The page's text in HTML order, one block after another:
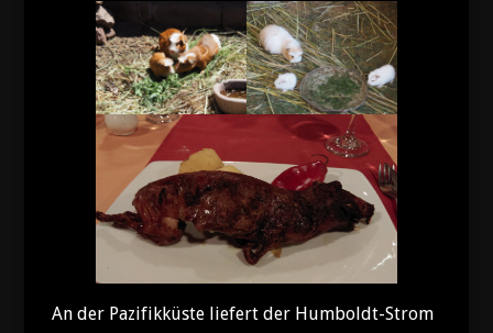
An der Pazifikküste liefert der Humboldt-Strom